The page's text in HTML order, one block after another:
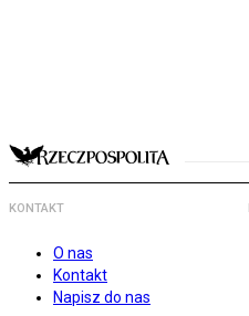
KONTAKT
O nas
Kontakt
Napisz do nas